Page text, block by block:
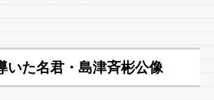
いた名君・島津斉彬公像